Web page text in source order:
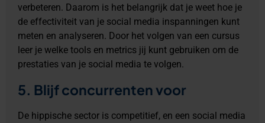
verbeteren. Daarom is het belangrijk dat je weet hoe je
de effectiviteit van je social media inspanningen kunt
meten en analyseren. Door het volgen van een cursus
leer je welke tools en metrics jij kunt gebruiken om de
prestaties van je social media te volgen.
5. Blijf concurrenten voor
De hippische sector is competitief, en een social media